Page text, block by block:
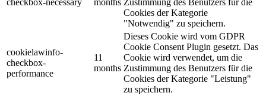
Cookies der Kategorie
"Notwendig" zu speichern.
cookielawinfo-
checkbox-
performance
11
months
Dieses Cookie wird vom GDPR
Cookie Consent Plugin gesetzt. Das
Cookie wird verwendet, um die
Zustimmung des Benutzers für die
Cookies der Kategorie "Leistung"
zu speichern.